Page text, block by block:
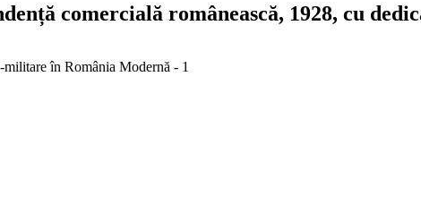
comercială românească, 1928, cu
în România Modernă - 1